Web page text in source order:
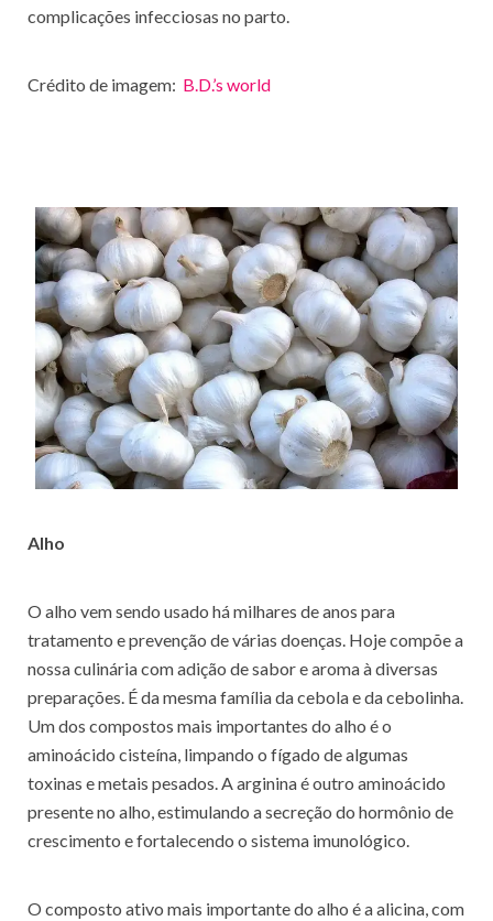
complicações infecciosas no parto.
Crédito de imagem: B.D.’s world
Alho
O alho vem sendo usado há milhares de anos para
tratamento e prevenção de várias doenças. Hoje compõe a
nossa culinária com adição de sabor e aroma à diversas
preparações. É da mesma família da cebola e da cebolinha.
Um dos compostos mais importantes do alho é o
aminoácido cisteína, limpando o fígado de algumas
toxinas e metais pesados. A arginina é outro aminoácido
presente no alho, estimulando a secreção do hormônio de
crescimento e fortalecendo o sistema imunológico.
O composto ativo mais importante do alho é a alicina, com